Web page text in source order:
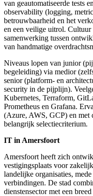
van geautomatiseerde tests
observability (logging,
betrouwbaarheid en het
en een veilige uitrol.
samenwerking tussen
van handmatige
Niveaus lopen van junior
begeleiding) via medior
senior (platform- en
security in de pijplijn).
Kubernetes, Terraform,
Prometheus en Grafana.
(Azure, AWS, GCP) en met
belangrijk selectiecriterium.
IT in Amersfoort
Amersfoort heeft zich
vestigingsplaats voor
landelijke organisaties,
verbindingen. De stad
dienstensector met een